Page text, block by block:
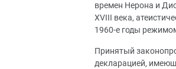
времен Нерона и
XVIII века,
1960-е годы
Принятый
декларацией,